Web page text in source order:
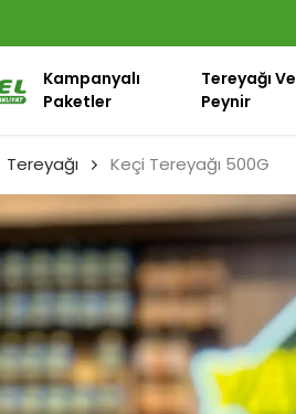
Kampanyalı
Paketler
Tereyağı Ve
Peynir
Tereyağı Keçi Tereyağı 500G